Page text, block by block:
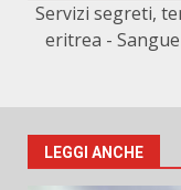
Servizi segreti,
eritrea -
LEGGI ANCHE